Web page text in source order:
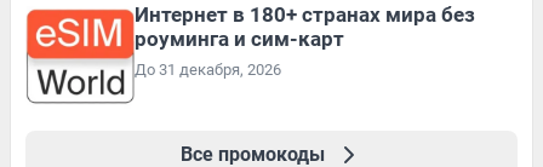
Интернет в 180+ странах мира без
роуминга и сим-карт
До 31 декабря, 2026
Все промокоды